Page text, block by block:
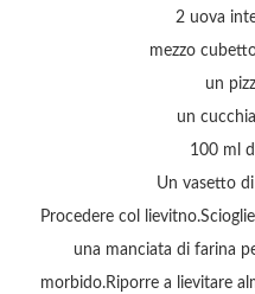
2 uova
mezzo
un
un
100 ml
Un vasetto
Procedere col
una manciata di farina
morbido.Riporre a lievitare